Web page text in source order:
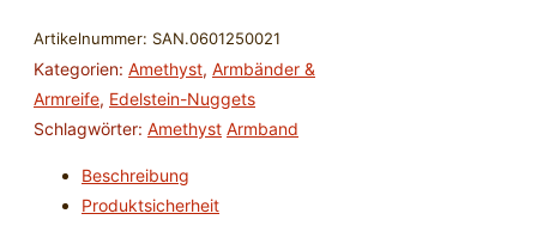
10-
12mm
Nuggets
Menge
Artikelnummer: SAN.0601250021
Kategorien: Amethyst, Armbänder &
Armreife, Edelstein-Nuggets
Schlagwörter: Amethyst Armband
Beschreibung
Produktsicherheit